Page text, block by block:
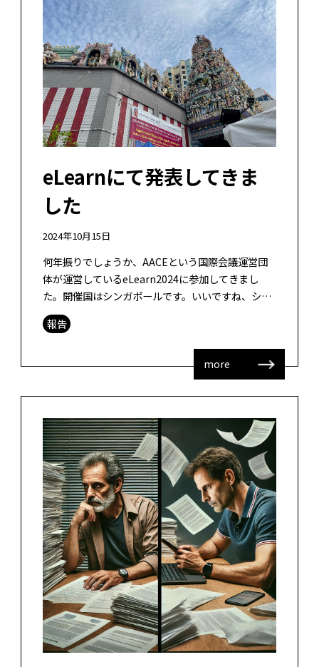
eLearnにて発表してきま
した
2024年10月15日
何年振りでしょうか、AACEという国際会議運営団
体が運営しているeLearn2024に参加してきまし
た。開催国はシンガポールです。いいですね、シン
ガポール。思ったほど暑くなかったです。また日本
と時差は1時間、6、7時間く […]
報告
more